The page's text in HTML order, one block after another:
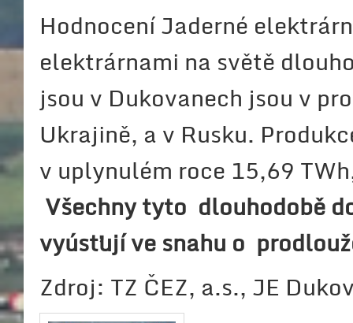
Hodnocení Jaderné
elektrárnami na světě
jsou v Dukovanech jsou v
Ukrajině, a v Rusku.
v uplynulém roce 15,69
Všechny tyto dlouhodobě
vyúsťují ve snahu o
Zdroj: TZ ČEZ, a.s., JE